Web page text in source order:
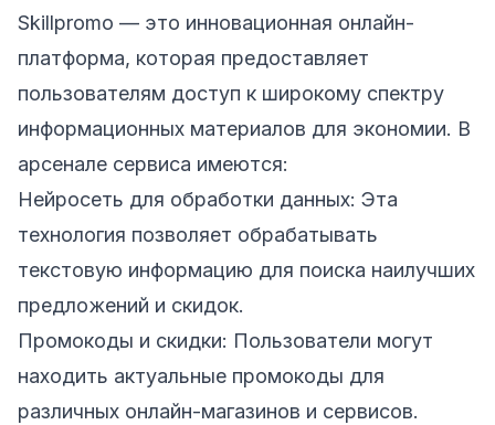
Skillpromo — это инновационная онлайн-
платформа, которая предоставляет
пользователям доступ к широкому спектру
информационных материалов для экономии. В
арсенале сервиса имеются:
Нейросеть для обработки данных: Эта
технология позволяет обрабатывать
текстовую информацию для поиска наилучших
предложений и скидок.
Промокоды и скидки: Пользователи могут
находить актуальные промокоды для
различных онлайн-магазинов и сервисов.